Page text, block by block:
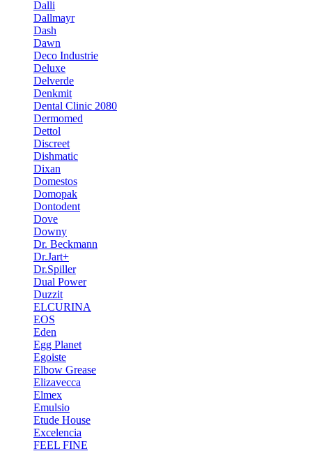
Dalli
Dallmayr
Dash
Dawn
Deco Industrie
Deluxe
Delverde
Denkmit
Dental Clinic 2080
Dermomed
Dettol
Discreet
Dishmatic
Dixan
Domestos
Domopak
Dontodent
Dove
Downy
Dr. Beckmann
Dr.Jart+
Dr.Spiller
Dual Power
Duzzit
ELCURINA
EOS
Eden
Egg Planet
Egoiste
Elbow Grease
Elizavecca
Elmex
Emulsio
Etude House
Excelencia
FEEL FINE